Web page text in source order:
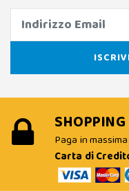
Paga in
Carta di